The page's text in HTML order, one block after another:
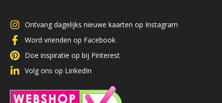
Ontvang dagelijks nieuwe kaarten op Instagram
Word vrienden op Facebook
Doe inspiratie op bij Pinterest
Volg ons op LinkedIn